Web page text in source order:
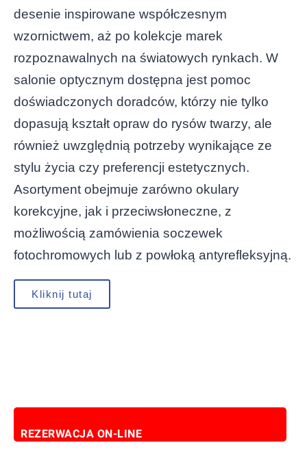
desenie inspirowane współczesnym
wzornictwem, aż po kolekcje marek
rozpoznawalnych na światowych rynkach. W
salonie optycznym dostępna jest pomoc
doświadczonych doradców, którzy nie tylko
dopasują kształt opraw do rysów twarzy, ale
również uwzględnią potrzeby wynikające ze
stylu życia czy preferencji estetycznych.
Asortyment obejmuje zarówno okulary
korekcyjne, jak i przeciwsłoneczne, z
możliwością zamówienia soczewek
fotochromowych lub z powłoką antyrefleksyjną.
Kliknij tutaj
REZERWACJA ON-LINE